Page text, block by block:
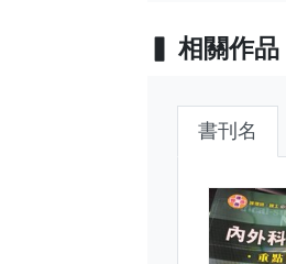
相關作品
書刊名